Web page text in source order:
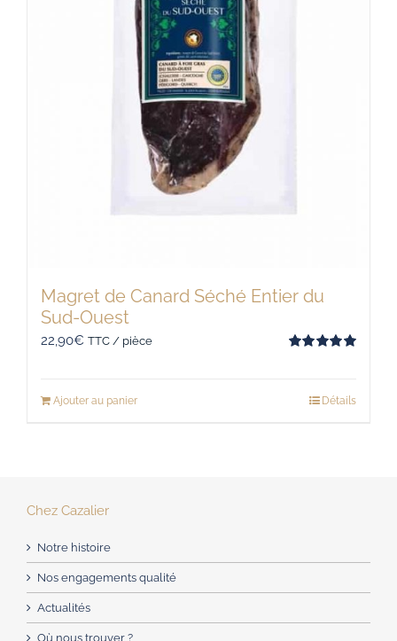
Magret de Canard Séché Entier du
Sud-Ouest
22,90€ TTC / pièce
Ajouter au panier Détails
Chez Cazalier
Notre histoire
Nos engagements qualité
Actualités
Où nous trouver ?